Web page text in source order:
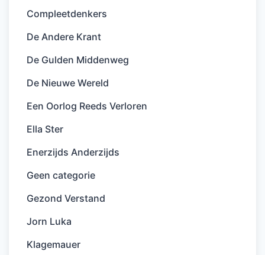
Compleetdenkers
De Andere Krant
De Gulden Middenweg
De Nieuwe Wereld
Een Oorlog Reeds Verloren
Ella Ster
Enerzijds Anderzijds
Geen categorie
Gezond Verstand
Jorn Luka
Klagemauer